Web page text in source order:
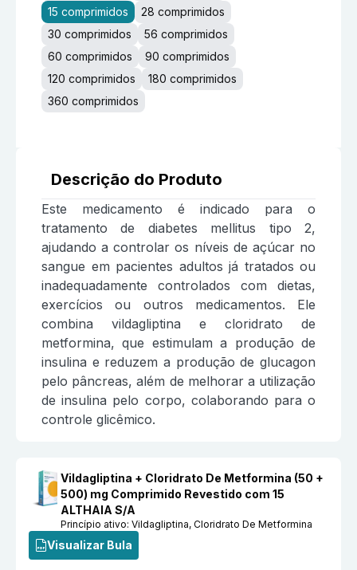
15 comprimidos
28 comprimidos
30 comprimidos
56 comprimidos
60 comprimidos
90 comprimidos
120 comprimidos
180 comprimidos
360 comprimidos
Descrição do Produto
Este medicamento é indicado para o
tratamento de diabetes mellitus tipo 2,
ajudando a controlar os níveis de açúcar no
sangue em pacientes adultos já tratados ou
inadequadamente controlados com dietas,
exercícios ou outros medicamentos. Ele
combina vildagliptina e cloridrato de
metformina, que estimulam a produção de
insulina e reduzem a produção de glucagon
pelo pâncreas, além de melhorar a utilização
de insulina pelo corpo, colaborando para o
controle glicêmico.
Vildagliptina + Cloridrato De Metformina (50 +
500) mg Comprimido Revestido com 15
ALTHAIA S/A
Princípio ativo:Vildagliptina, Cloridrato De Metformina
Visualizar Bula